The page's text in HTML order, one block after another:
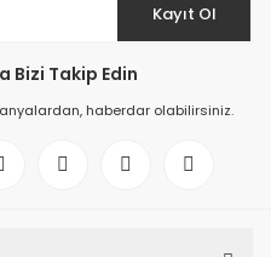
Kayıt Ol
Bizi Takip Edin
haberdar olabilirsiniz.